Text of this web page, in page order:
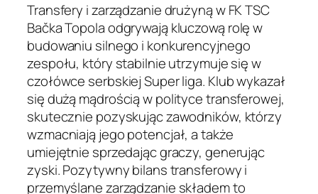
Transfery i zarządzanie drużyną w FK TSC
Bačka Topola odgrywają kluczową rolę w
budowaniu silnego i konkurencyjnego
zespołu, który stabilnie utrzymuje się w
czołówce serbskiej Super liga. Klub wykazał
się dużą mądrością w polityce transferowej,
skutecznie pozyskując zawodników, którzy
wzmacniają jego potencjał, a także
umiejętnie sprzedając graczy, generując
zyski. Pozytywny bilans transferowy i
przemyślane zarządzanie składem to